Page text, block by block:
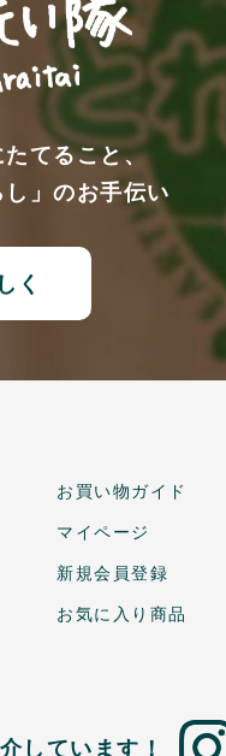
てること、
」のお手伝い
く
お買い物ガイド
マイページ
新規会員登録
お気に入り商品
しています！